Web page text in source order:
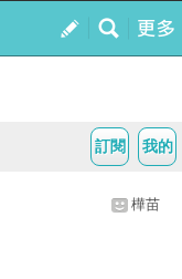
我的
訂閱
樺苗